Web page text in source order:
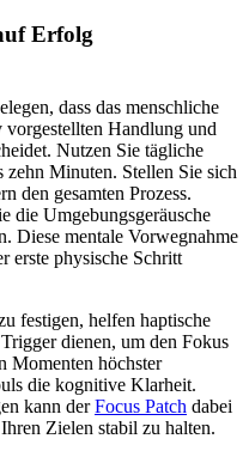
Erfolg
dass das menschliche
Handlung und
Nutzen Sie tägliche
Minuten. Stellen Sie sich
den gesamten Prozess.
die Umgebungsgeräusche
Diese mentale Vorwegnahme
erste physische Schritt
festigen, helfen haptische
dienen, um den Fokus
Momenten höchster
die kognitive Klarheit.
kann derFocus Patch dabei
Zielen stabil zu halten.